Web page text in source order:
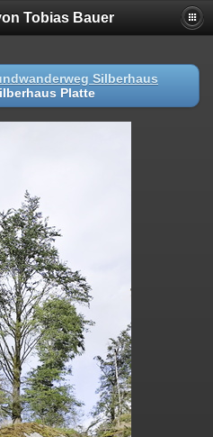
Tobias Bauer
Silberhaus
Platte